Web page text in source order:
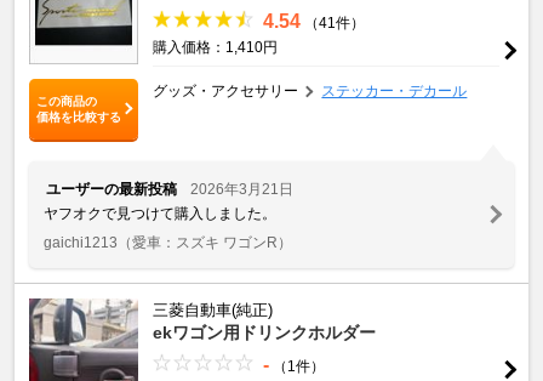
この商品の
価格を比較する
4.54
（41件）
購入価格：1,410円
グッズ・アクセサリー ステッカー・デカール
ユーザーの最新投稿
2026年3月21日
ヤフオクで見つけて購入しました。
gaichi1213 （愛車：スズキ ワゴンR）
三菱自動車(純正)
ekワゴン用ドリンクホルダー
- （1件）